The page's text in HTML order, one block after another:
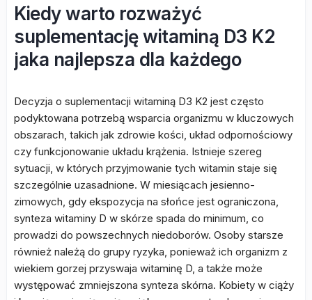
Kiedy warto rozważyć
suplementację witaminą D3 K2
jaka najlepsza dla każdego
Decyzja o suplementacji witaminą D3 K2 jest często
podyktowana potrzebą wsparcia organizmu w kluczowych
obszarach, takich jak zdrowie kości, układ odpornościowy
czy funkcjonowanie układu krążenia. Istnieje szereg
sytuacji, w których przyjmowanie tych witamin staje się
szczególnie uzasadnione. W miesiącach jesienno-
zimowych, gdy ekspozycja na słońce jest ograniczona,
synteza witaminy D w skórze spada do minimum, co
prowadzi do powszechnych niedoborów. Osoby starsze
również należą do grupy ryzyka, ponieważ ich organizm z
wiekiem gorzej przyswaja witaminę D, a także może
występować zmniejszona synteza skórna. Kobiety w ciąży